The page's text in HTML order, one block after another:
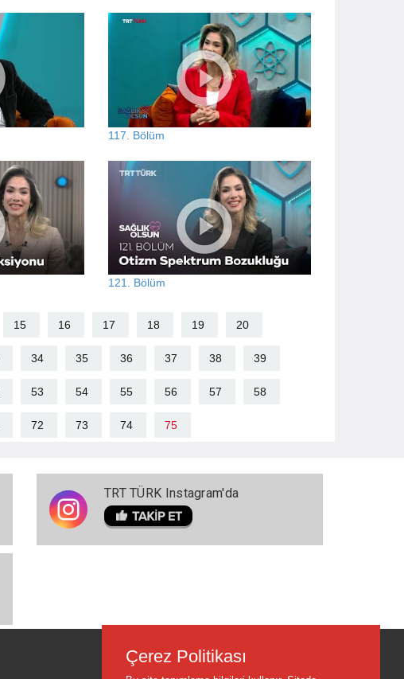
117. Bölüm
121. Bölüm
15 16 17 18 19 20
34 35 36 37 38 39
53 54 55 56 57 58
72 73 74 75
TRT TÜRK Instagram'da
Çerez Politikası